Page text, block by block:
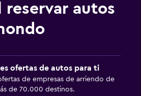
reservar autos
ofertas de autos para ti
de empresas de arriendo de
de 70.000 destinos.